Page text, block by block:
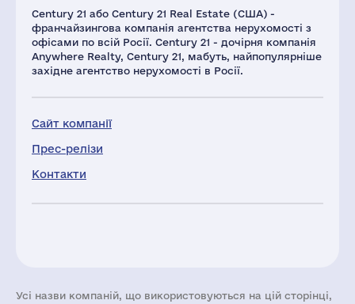
Century 21 або Century 21 Real Estate (США) -
франчайзингова компанія агентства нерухомості з
офісами по всій Росії. Century 21 - дочірня компанія
Anywhere Realty, Century 21, мабуть, найпопулярніше
західне агентство нерухомості в Росії.
Сайт компанії
Прес-релізи
Контакти
Усі назви компаній, що використовуються на цій сторінці,